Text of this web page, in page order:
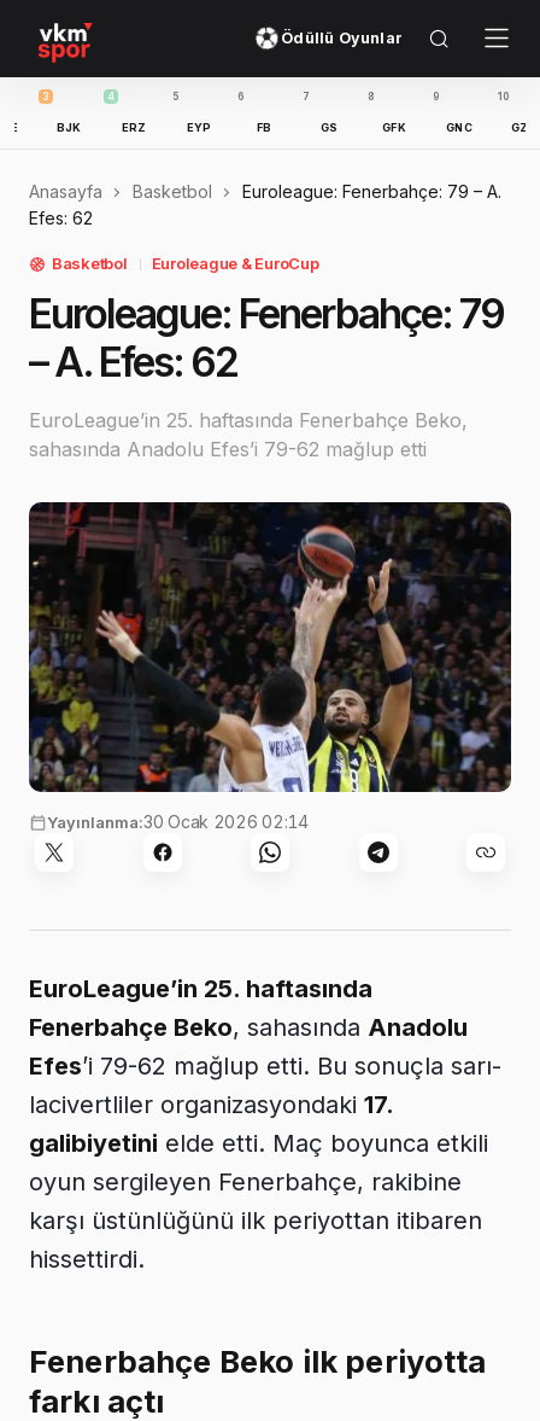
Ödüllü Oyunlar
BJK ERZ EYP FB GFK GNC GZT
Anasayfa Basketbol
Euroleague: Fenerbahçe: 79 – A.
Efes: 62
Basketbol Euroleague & EuroCup
Euroleague: Fenerbahçe: 79
– A. Efes: 62
EuroLeague’in 25. haftasında Fenerbahçe Beko,
sahasında Anadolu Efes’i 79-62 mağlup etti
Yayınlanma:30 Ocak 2026 02:14
EuroLeague’in 25. haftasında
Fenerbahçe Beko, sahasında Anadolu
Efes’i 79-62 mağlup etti. Bu sonuçla sarı-
lacivertliler organizasyondaki 17.
galibiyetini elde etti. Maç boyunca etkili
oyun sergileyen Fenerbahçe, rakibine
karşı üstünlüğünü ilk periyottan itibaren
hissettirdi.
Fenerbahçe Beko ilk periyotta
farkı açtı